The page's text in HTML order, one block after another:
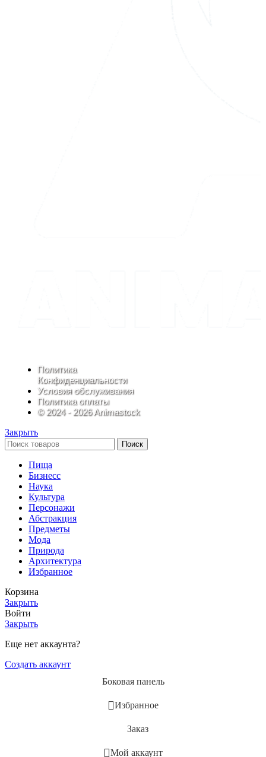
Политика
Конфиденциальности
Условия обслуживания
Политика оплаты
© 2024 - 2026 Animastock
Закрыть
Поиск
Пища
Бизнесс
Наука
Культура
Персонажи
Абстракция
Предметы
Мода
Природа
Архитектура
Избранное
Корзина
Закрыть
Войти
Закрыть
Еще нет аккаунта?
Создать аккаунт
Боковая панель
Избранное
Заказ
Мой аккаунт